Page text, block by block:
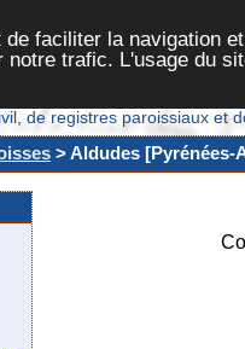
faciliter la navigation
notre trafic. L'usage du
de registres paroissiaux et
> Aldudes [Pyrénées-